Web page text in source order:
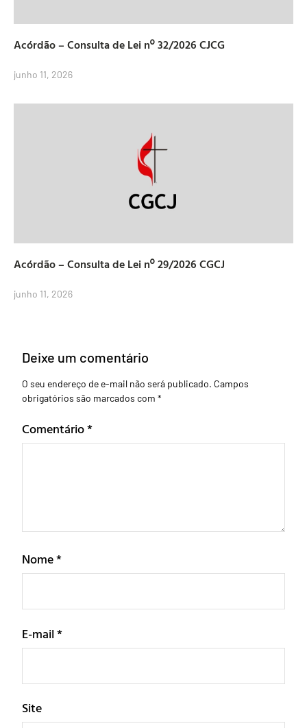
Acórdão – Consulta de Lei nº 32/2026 CJCG
junho 11, 2026
Acórdão – Consulta de Lei nº 29/2026 CGCJ
junho 11, 2026
Deixe um comentário
O seu endereço de e-mail não será publicado. Campos
obrigatórios são marcados com *
Comentário*
Nome*
E-mail*
Site